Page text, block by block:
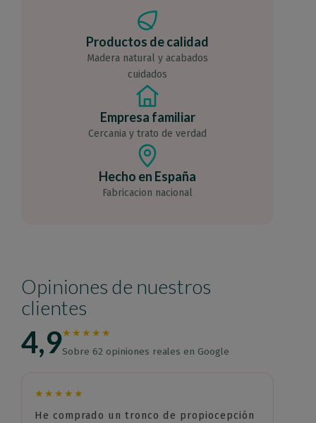
Productos de calidad
Madera natural y acabados
cuidados
Empresa familiar
Cercania y trato de verdad
Hecho en España
Fabricacion nacional
Opiniones de nuestros
clientes
4,9★★★★★
Sobre 62 opiniones reales en Google
★★★★★
He comprado un tronco de propiocepción